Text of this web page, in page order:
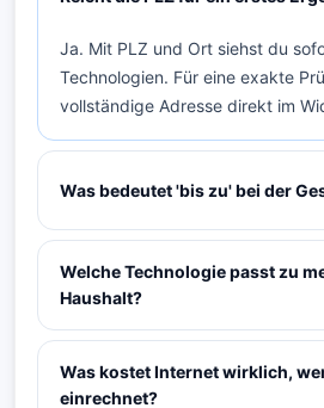
Ja. Mit PLZ und Ort siehst du
Technologien. Für eine exakte
vollständige Adresse direkt im
Was bedeutet 'bis zu' bei der
Welche Technologie passt zu
Haushalt?
Was kostet Internet wirklich,
einrechnet?